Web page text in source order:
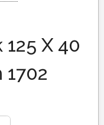
X 40
1702